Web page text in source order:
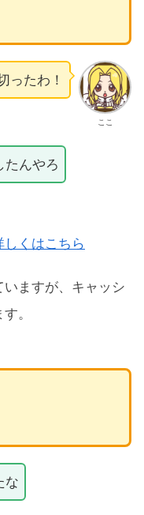
ここ
ったわ！
たんやろ
くはこちら
ますが、キャッシ
。
な